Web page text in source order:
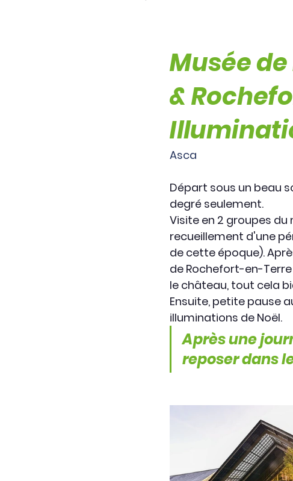
Musée
&
Asca
Départ sous un beau
degré seulement.
Visite en 2 groupes
recueillement d'une
de cette époque).
de Rochefort-en-
le château, tout cela
Ensuite, petite pause
illuminations de Noël.
Après une
reposer dans